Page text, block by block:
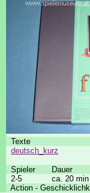
Texte
deutsch_kurz
Spieler
Dauer
2-5
ca. 20 min
Action -